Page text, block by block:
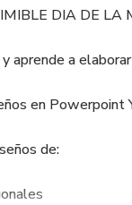
DIA DE LA
aprende a
en
de: